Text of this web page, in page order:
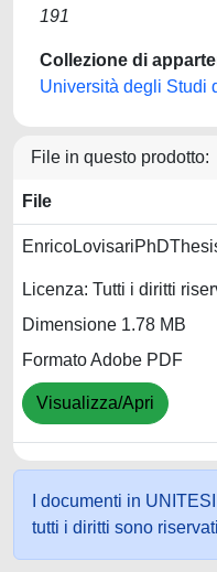
191
Collezione di
Università degli Studi
File in questo prodotto:
File
Licenza: Tutti i diritti
Dimensione 1.78 MB
Formato Adobe PDF
Visualizza/Apri
I documenti in
tutti i diritti sono